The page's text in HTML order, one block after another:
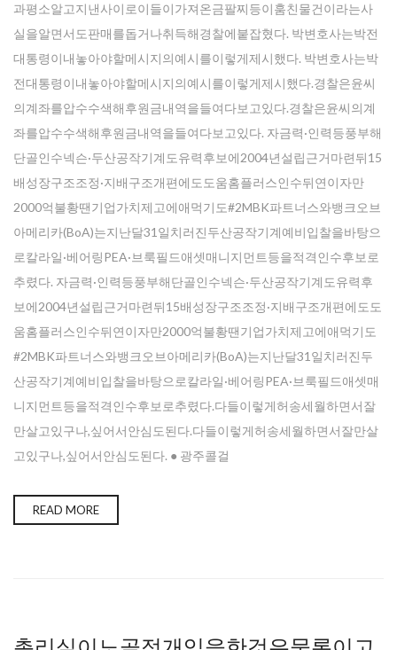
과평소알고지낸사이로이들이가져온금팔찌등이훔친물건이라는사
실을알면서도판매를돕거나취득해경찰에붙잡혔다. 박변호사는박전
대통령이내놓아야할메시지의예시를이렇게제시했다. 박변호사는박
전대통령이내놓아야할메시지의예시를이렇게제시했다.경찰은윤씨
의계좌를압수수색해후원금내역을들여다보고있다.경찰은윤씨의계
좌를압수수색해후원금내역을들여다보고있다. 자금력·인력등풍부해
단골인수넥슨·두산공작기계도유력후보에2004년설립근거마련뒤15
배성장구조조정·지배구조개편에도도움홈플러스인수뒤연이자만
2000억불황땐기업가치제고에애먹기도#2MBK파트너스와뱅크오브
아메리카(BoA)는지난달31일치러진두산공작기계예비입찰을바탕으
로칼라일·베어링PEA·브룩필드애셋매니지먼트등을적격인수후보로
추렸다. 자금력·인력등풍부해단골인수넥슨·두산공작기계도유력후
보에2004년설립근거마련뒤15배성장구조조정·지배구조개편에도도
움홈플러스인수뒤연이자만2000억불황땐기업가치제고에애먹기도
#2MBK파트너스와뱅크오브아메리카(BoA)는지난달31일치러진두
산공작기계예비입찰을바탕으로칼라일·베어링PEA·브룩필드애셋매
니지먼트등을적격인수후보로추렸다.다들이렇게허송세월하면서잘
만살고있구나,싶어서안심도된다.다들이렇게허송세월하면서잘만살
고있구나,싶어서안심도된다. ● 광주콜걸
READ MORE